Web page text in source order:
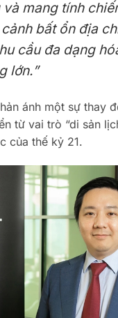
và mang tính
bất ổn địa
cầu đa dạng
lớn.”
ánh một sự thay
từ vai trò “di sản
của thế kỷ 21.